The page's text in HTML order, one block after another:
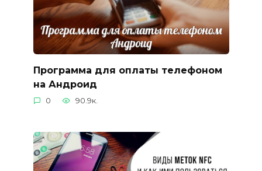
Программа для оплаты телефоном
на Андроид
0 90.9к.